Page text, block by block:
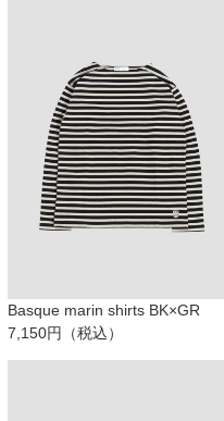
Basque marin shirts BK×GR
7,150円（税込）